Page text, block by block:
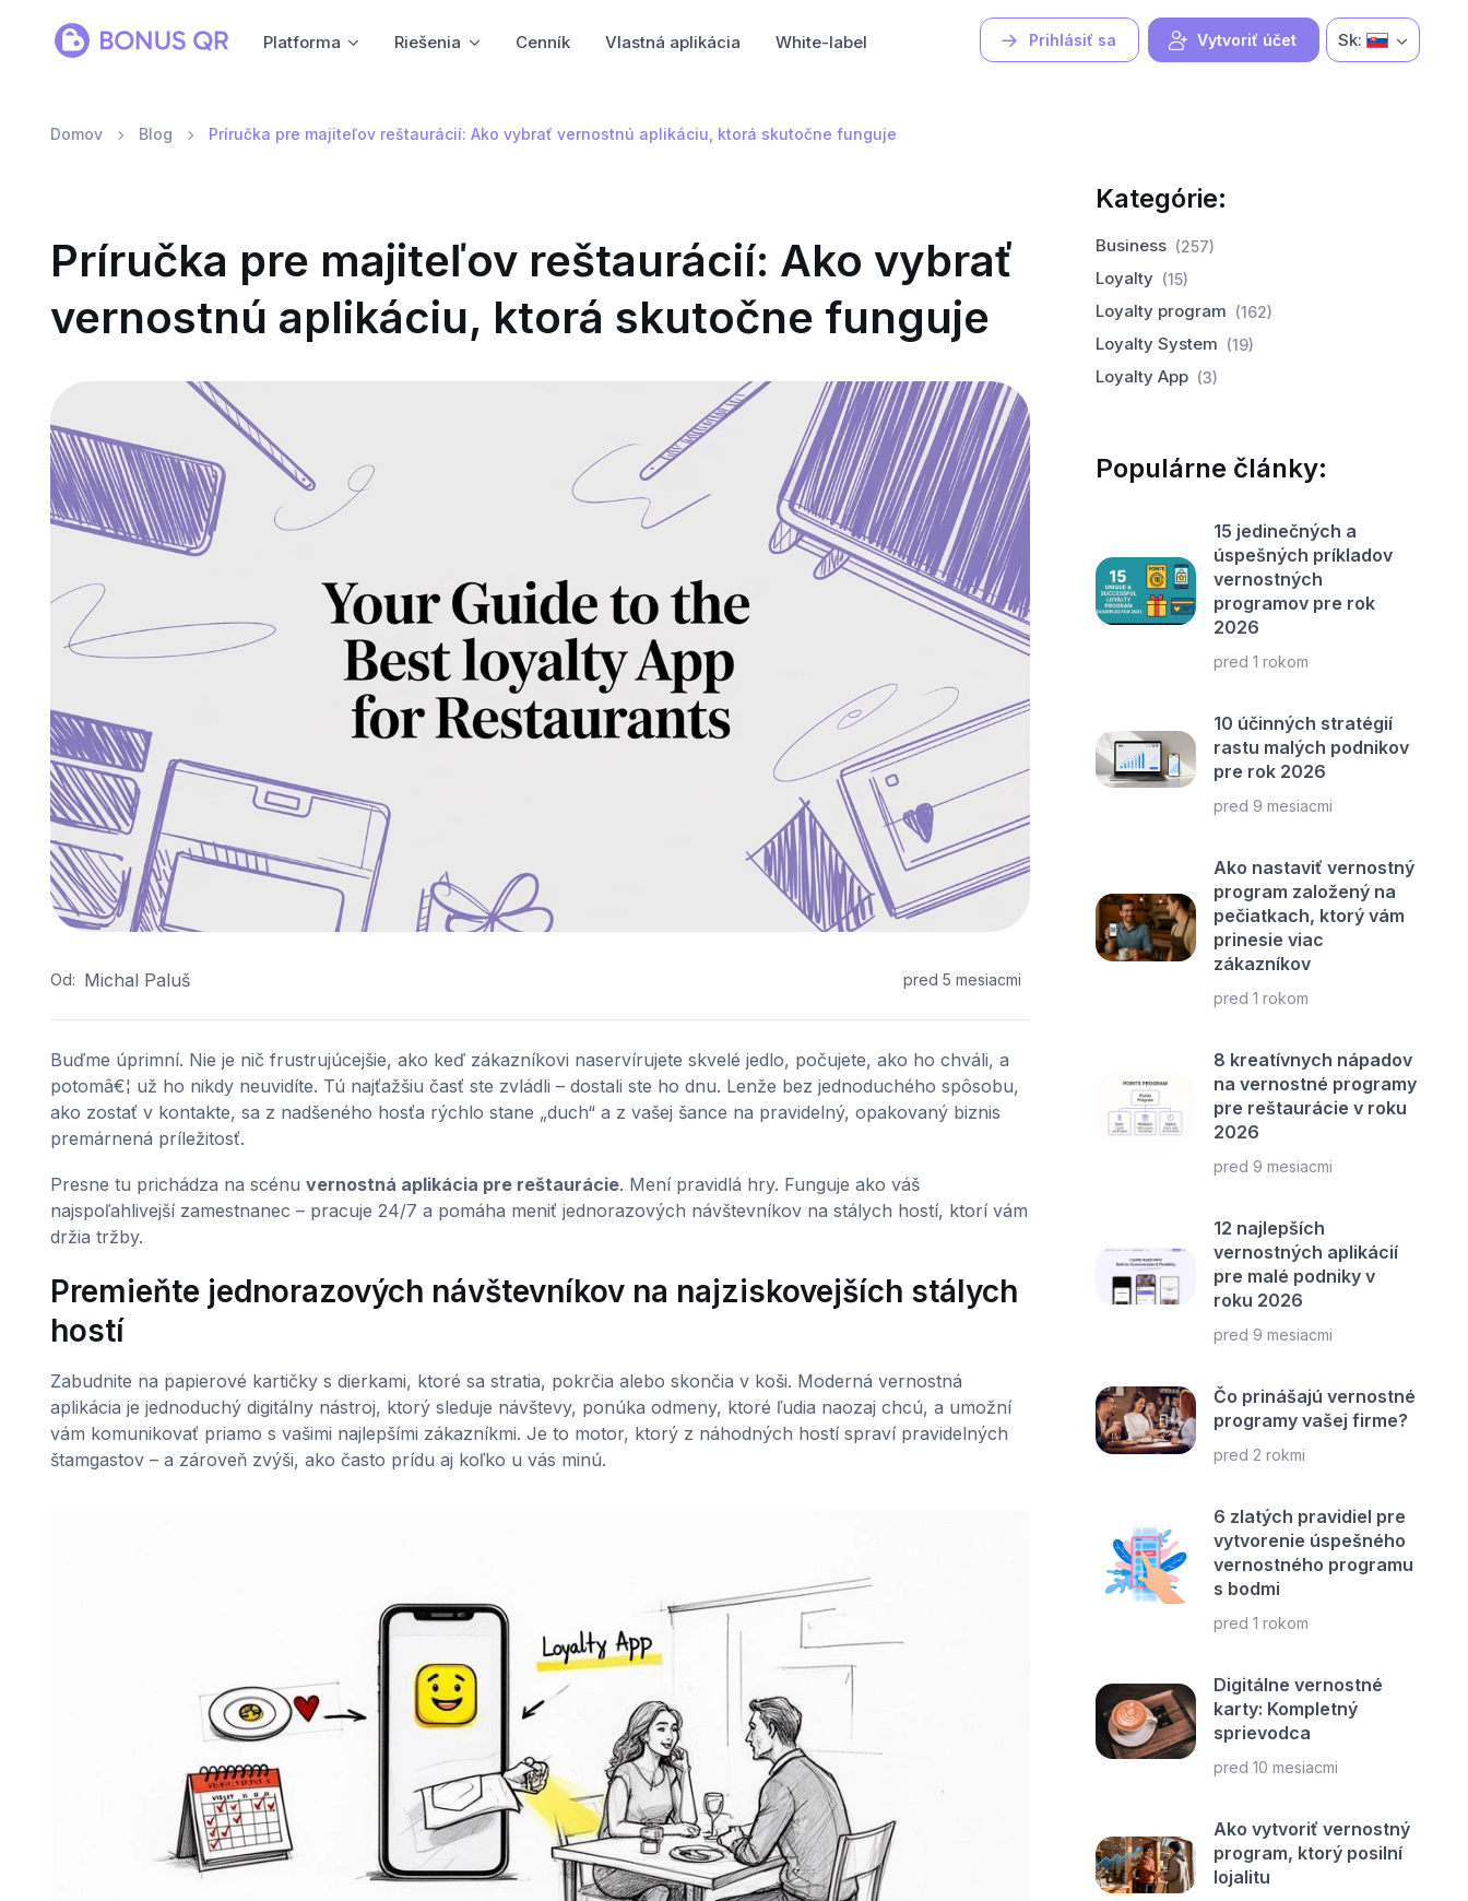
Prihlásiť sa Vytvoriť účet
Platforma Riešenia Cenník Vlastná aplikácia White-label Sk:
Domov Blog Príručka pre majiteľov reštaurácií: Ako vybrať vernostnú aplikáciu, ktorá skutočne funguje
Príručka pre majiteľov reštaurácií: Ako vybrať
vernostnú aplikáciu, ktorá skutočne funguje
Od: Michal Paluš pred 5 mesiacmi
Buďme úprimní. Nie je nič frustrujúcejšie, ako keď zákazníkovi naservírujete skvelé jedlo, počujete, ako ho chváli, a
potomâ€¦ už ho nikdy neuvidíte. Tú najťažšiu časť ste zvládli – dostali ste ho dnu. Lenže bez jednoduchého spôsobu,
ako zostať v kontakte, sa z nadšeného hosťa rýchlo stane „duch“ a z vašej šance na pravidelný, opakovaný biznis
premárnená príležitosť.
Presne tu prichádza na scénu vernostná aplikácia pre reštaurácie. Mení pravidlá hry. Funguje ako váš
najspoľahlivejší zamestnanec – pracuje 24/7 a pomáha meniť jednorazových návštevníkov na stálych hostí, ktorí vám
držia tržby.
Premieňte jednorazových návštevníkov na najziskovejších stálych
hostí
Zabudnite na papierové kartičky s dierkami, ktoré sa stratia, pokrčia alebo skončia v koši. Moderná vernostná
aplikácia je jednoduchý digitálny nástroj, ktorý sleduje návštevy, ponúka odmeny, ktoré ľudia naozaj chcú, a umožní
vám komunikovať priamo s vašimi najlepšími zákazníkmi. Je to motor, ktorý z náhodných hostí spraví pravidelných
štamgastov – a zároveň zvýši, ako často prídu aj koľko u vás minú.
Kategórie:
Business (257)
Loyalty (15)
Loyalty program (162)
Loyalty System (19)
Loyalty App (3)
Populárne články:
15 jedinečných a
úspešných príkladov
vernostných
programov pre rok
2026
pred 1 rokom
10 účinných stratégií
rastu malých podnikov
pre rok 2026
pred 9 mesiacmi
Ako nastaviť vernostný
program založený na
pečiatkach, ktorý vám
prinesie viac
zákazníkov
pred 1 rokom
8 kreatívnych nápadov
na vernostné programy
pre reštaurácie v roku
2026
pred 9 mesiacmi
12 najlepších
vernostných aplikácií
pre malé podniky v
roku 2026
pred 9 mesiacmi
Čo prinášajú vernostné
programy vašej firme?
pred 2 rokmi
6 zlatých pravidiel pre
vytvorenie úspešného
vernostného programu
s bodmi
pred 1 rokom
Digitálne vernostné
karty: Kompletný
sprievodca
pred 10 mesiacmi
Ako vytvoriť vernostný
program, ktorý posilní
lojalitu